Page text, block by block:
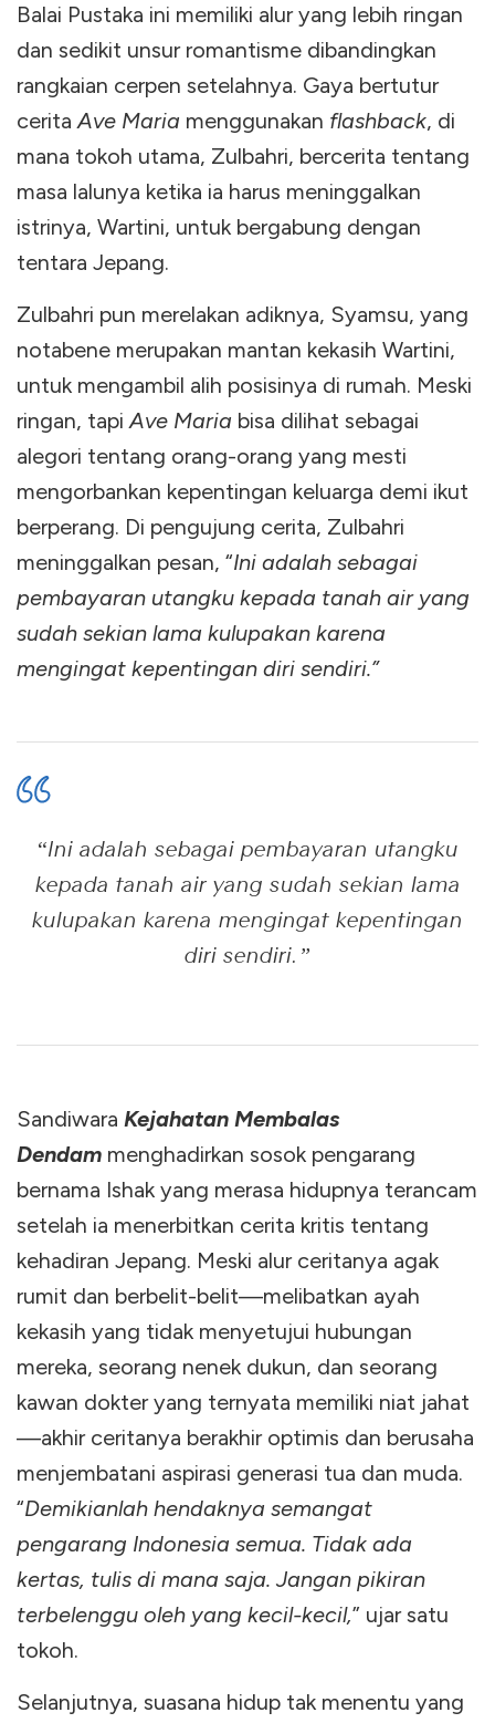
Balai Pustaka ini memiliki alur yang lebih ringan
dan sedikit unsur romantisme dibandingkan
rangkaian cerpen setelahnya. Gaya bertutur
ceritaAve Maria menggunakan flashback, di
mana tokoh utama, Zulbahri, bercerita tentang
masa lalunya ketika ia harus meninggalkan
istrinya, Wartini, untuk bergabung dengan
tentara Jepang.
Zulbahri pun merelakan adiknya, Syamsu, yang
notabene merupakan mantan kekasih Wartini,
untuk mengambil alih posisinya di rumah. Meski
ringan, tapiAve Maria bisa dilihat sebagai
alegori tentang orang-orang yang mesti
mengorbankan kepentingan keluarga demi ikut
berperang. Di pengujung cerita, Zulbahri
meninggalkan pesan, “Ini adalah sebagai
pembayaran utangku kepada tanah air yang
sudah sekian lama kulupakan karena
mengingat kepentingan diri sendiri.”
“Ini adalah sebagai pembayaran utangku
kepada tanah air yang sudah sekian lama
kulupakan karena mengingat kepentingan
diri sendiri.”
Sandiwara Kejahatan Membalas
Dendam menghadirkan sosok pengarang
bernama Ishak yang merasa hidupnya terancam
setelah ia menerbitkan cerita kritis tentang
kehadiran Jepang. Meski alur ceritanya agak
rumit dan berbelit-belit—melibatkan ayah
kekasih yang tidak menyetujui hubungan
mereka, seorang nenek dukun, dan seorang
kawan dokter yang ternyata memiliki niat jahat
—akhir ceritanya berakhir optimis dan berusaha
menjembatani aspirasi generasi tua dan muda.
“Demikianlah hendaknya semangat
pengarang Indonesia semua. Tidak ada
kertas, tulis di mana saja. Jangan pikiran
terbelenggu oleh yang kecil-kecil,” ujar satu
tokoh.
Selanjutnya, suasana hidup tak menentu yang